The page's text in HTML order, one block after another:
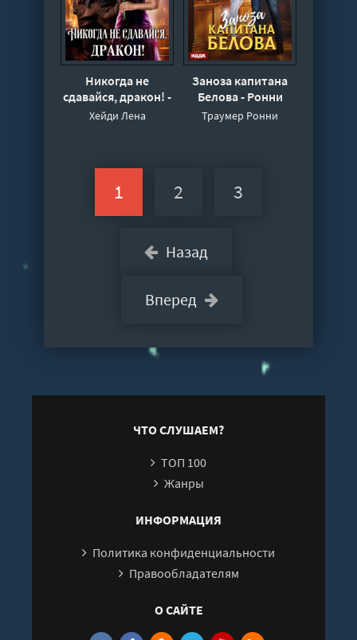
Никогда не
сдавайся, дракон! -
Лена Хейди
Хейди Лена
Заноза капитана
Белова - Ронни
Траумер
Траумер Ронни
Назад
1 2 3
Вперед
ЧТО СЛУШАЕМ?
ТОП 100
Жанры
ИНФОРМАЦИЯ
Политика конфиденциальности
Правообладателям
О САЙТЕ